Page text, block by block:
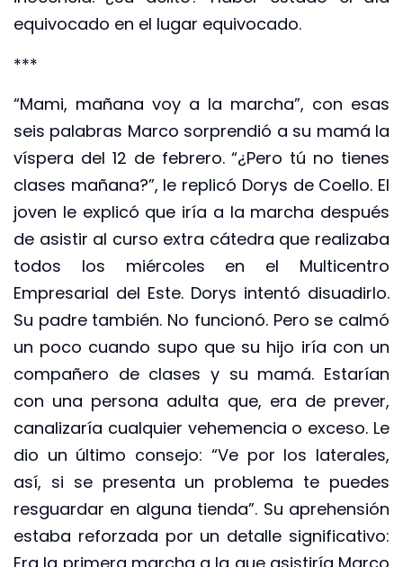
equivocado en el lugar equivocado.
***
“Mami, mañana voy a la marcha”, con esas
seis palabras Marco sorprendió a su mamá la
víspera del 12 de febrero. “¿Pero tú no tienes
clases mañana?”, le replicó Dorys de Coello. El
joven le explicó que iría a la marcha después
de asistir al curso extra cátedra que realizaba
todos los miércoles en el Multicentro
Empresarial del Este. Dorys intentó disuadirlo.
Su padre también. No funcionó. Pero se calmó
un poco cuando supo que su hijo iría con un
compañero de clases y su mamá. Estarían
con una persona adulta que, era de prever,
canalizaría cualquier vehemencia o exceso. Le
dio un último consejo: “Ve por los laterales,
así, si se presenta un problema te puedes
resguardar en alguna tienda”. Su aprehensión
estaba reforzada por un detalle significativo: